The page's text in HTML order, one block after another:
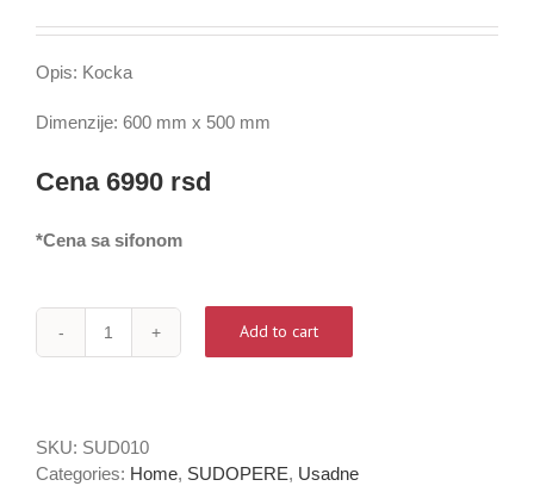
Opis: Kocka
Dimenzije: 600 mm x 500 mm
Cena 6990 rsd
*Cena sa sifonom
Sudopera
quantity
Add to cart
SKU: SUD010
Categories: Home, SUDOPERE, Usadne